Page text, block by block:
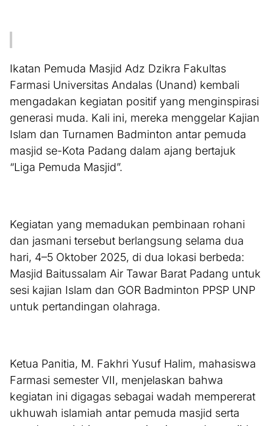
Ikatan Pemuda Masjid Adz Dzikra Fakultas
Farmasi Universitas Andalas (Unand) kembali
mengadakan kegiatan positif yang menginspirasi
generasi muda. Kali ini, mereka menggelar Kajian
Islam dan Turnamen Badminton antar pemuda
masjid se-Kota Padang dalam ajang bertajuk
“Liga Pemuda Masjid”.
Kegiatan yang memadukan pembinaan rohani
dan jasmani tersebut berlangsung selama dua
hari, 4–5 Oktober 2025, di dua lokasi berbeda:
Masjid Baitussalam Air Tawar Barat Padang untuk
sesi kajian Islam dan GOR Badminton PPSP UNP
untuk pertandingan olahraga.
Ketua Panitia, M. Fakhri Yusuf Halim, mahasiswa
Farmasi semester VII, menjelaskan bahwa
kegiatan ini digagas sebagai wadah mempererat
ukhuwah islamiah antar pemuda masjid serta